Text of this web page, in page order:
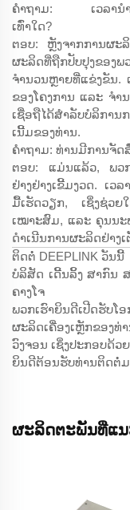
ຄຳຖາມ: ເວລານຳເ
ເທົ່າໃດ?
ຕອບ: ຫຼັງຈາກການຜະ
ຜະລິດທີ່ຖືກປັບປຸງຂອງພ
ຈຳນວນຫຼາຍທີ່ແຂ່ງຂັນ.
ຂອງໂຄງການ ແລະ ຈຳ
ເຊື່ອຖືໄດ້ສຳລັບບໍລິກາ
ເນີ້ມຂອງທ່ານ.
ຄຳຖາມ: ທ່ານມີການຈັດ
ຕອບ: ແມ່ນແລ້ວ, ພວ
ຢ່າງຢ່າງເຂີ້ມງວດ. ເວ
ມື້ເຮັດວຽກ, ເຊິ່ງຊ່ວຍ
ເໝາະສົມ, ແລະ ຄຸນນະ
ດຳເນີນການຜະລິດຢ່າງ
ຕິດຕໍ່ DEEPLINK ວັນນີ້
ບໍລິສັດ ເດີ້ນລິ້ງ ສາກົນ
ຄາງໂຈ
ພວກເຮົາຍິນດີເປີດຮັບໂ
ຜະລິດເຄື່ອງເຫຼັກຂອງ
ວົງຈອນ ເຊິ່ງປະກອບດ້
ຍິນດີຕ້ອນຮັບທ່ານຕິດຕໍ່ມ
ຜະລິດຕະພັນທີ່ແ